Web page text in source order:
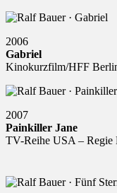
2006
Gabriel
Kinokurzfilm/HFF
2007
Painkiller Jane
TV-Reihe USA – Regie